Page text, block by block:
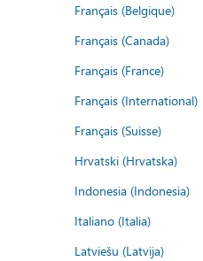
Français (Belgique)
Français (Canada)
Français (France)
Français (International)
Français (Suisse)
Hrvatski (Hrvatska)
Indonesia (Indonesia)
Italiano (Italia)
Latviešu (Latvija)